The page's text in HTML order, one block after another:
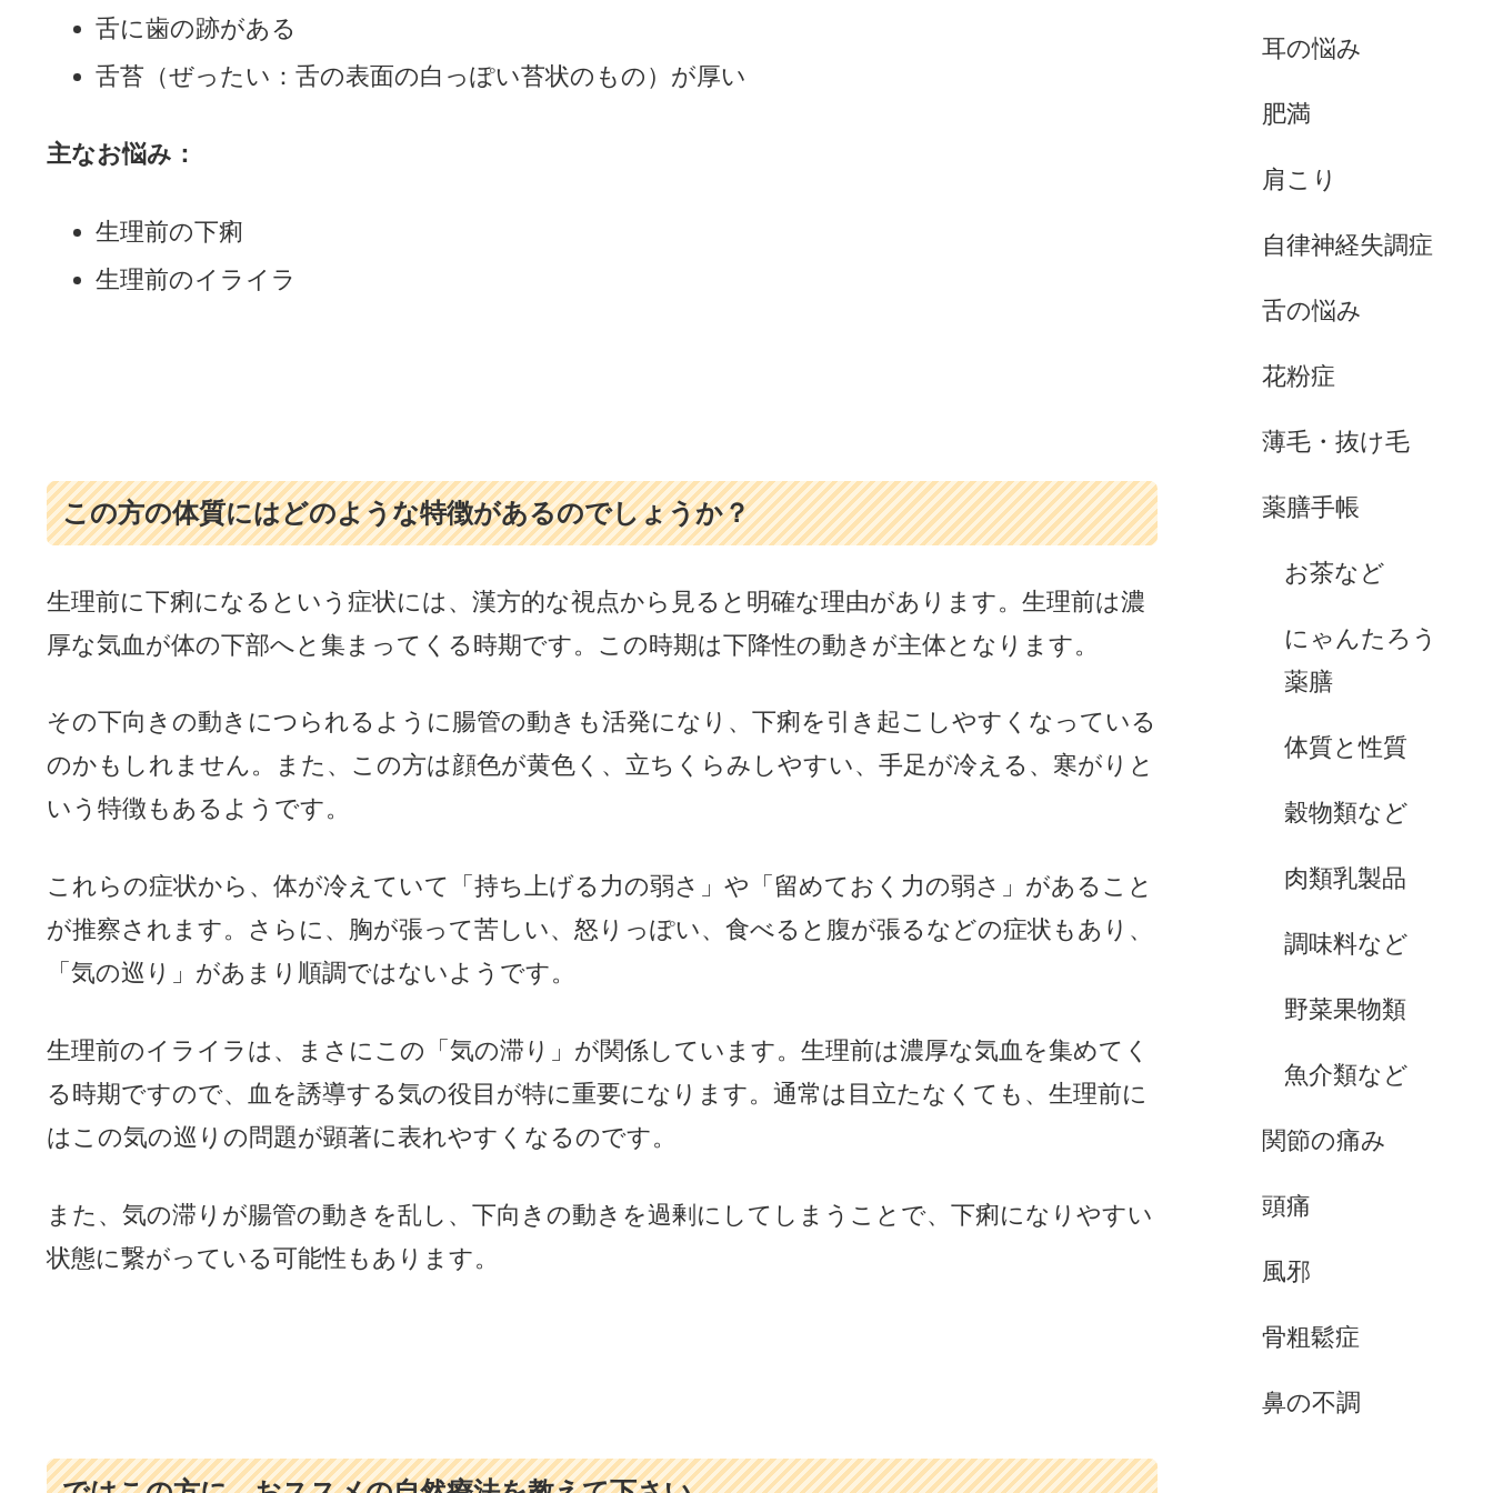
舌に歯の跡がある
舌苔（ぜったい：舌の表面の白っぽい苔状のもの）が厚い
主なお悩み：
生理前の下痢
生理前のイライラ
この方の体質にはどのような特徴があるのでしょうか？
生理前に下痢になるという症状には、漢方的な視点から見ると明確な理由があります。生理前は濃
厚な気血が体の下部へと集まってくる時期です。この時期は下降性の動きが主体となります。
その下向きの動きにつられるように腸管の動きも活発になり、下痢を引き起こしやすくなっている
のかもしれません。また、この方は顔色が黄色く、立ちくらみしやすい、手足が冷える、寒がりと
いう特徴もあるようです。
これらの症状から、体が冷えていて「持ち上げる力の弱さ」や「留めておく力の弱さ」があること
が推察されます。さらに、胸が張って苦しい、怒りっぽい、食べると腹が張るなどの症状もあり、
「気の巡り」があまり順調ではないようです。
生理前のイライラは、まさにこの「気の滞り」が関係しています。生理前は濃厚な気血を集めてく
る時期ですので、血を誘導する気の役目が特に重要になります。通常は目立たなくても、生理前に
はこの気の巡りの問題が顕著に表れやすくなるのです。
また、気の滞りが腸管の動きを乱し、下向きの動きを過剰にしてしまうことで、下痢になりやすい
状態に繋がっている可能性もあります。
耳の悩み
肥満
肩こり
自律神経失調症
舌の悩み
花粉症
薄毛・抜け毛
薬膳手帳
お茶など
にゃんたろう
薬膳
体質と性質
穀物類など
肉類乳製品
調味料など
野菜果物類
魚介類など
関節の痛み
頭痛
風邪
骨粗鬆症
鼻の不調